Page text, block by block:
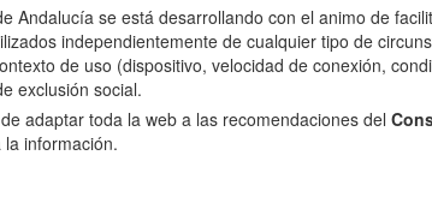
Andalucía se está desarrollando con el animo de
independientemente de cualquier tipo de
de uso (dispositivo, velocidad de conexión,
exclusión social.
adaptar toda la web a las recomendaciones del
información.